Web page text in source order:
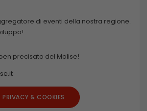
di eventi della nostra regione.
precisato del Molise!
PRIVACY & COOKIES